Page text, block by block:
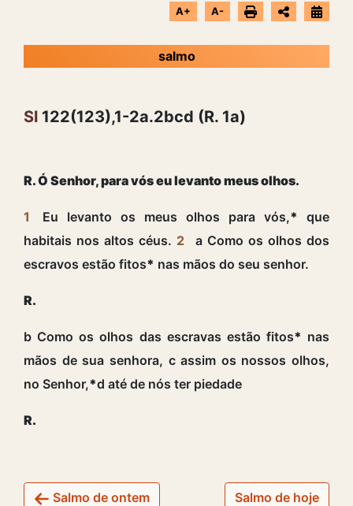
A+ A-
salmo
Sl 122(123),1-2a.2bcd (R. 1a)
R. Ó Senhor, para vós eu levanto meus olhos.
1 Eu levanto os meus olhos para vós,* que
habitais nos altos céus. 2
a Como os olhos dos
escravos estão fitos* nas mãos do seu senhor.
R.
b Como os olhos das escravas estão fitos* nas
mãos de sua senhora, c assim os nossos olhos,
no Senhor,*d até de nós ter piedade
R.
Salmo de ontem Salmo de hoje